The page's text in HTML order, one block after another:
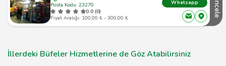
Posta Kodu: 23270
0.0 (0)
Fiyat Aralığı: 100,00 ₺ - 300,00 ₺
Whatsapp
İncele
İllerdeki Büfeler Hizmetlerine de Göz Atabilirsiniz